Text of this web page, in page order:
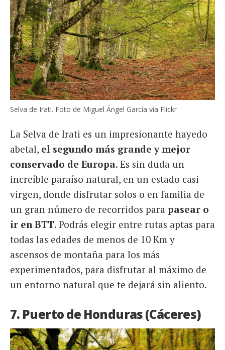
Selva de Irati. Foto de Miguel Ángel García vía Flickr
La Selva de Irati es un impresionante hayedo
abetal, el segundo más grande y mejor
conservado de Europa. Es sin duda un
increíble paraíso natural, en un estado casi
virgen, donde disfrutar solos o en familia de
un gran número de recorridos para pasear o
ir en BTT. Podrás elegir entre rutas aptas para
todas las edades de menos de 10 Km y
ascensos de montaña para los más
experimentados, para disfrutar al máximo de
un entorno natural que te dejará sin aliento.
7. Puerto de Honduras (Cáceres)